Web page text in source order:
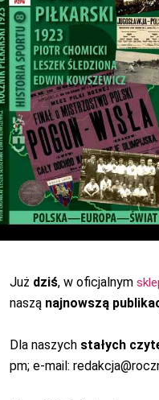
Już dziś, w oficjalnym
naszą najnowszą
Dla naszych stałych
pm; e-mail: